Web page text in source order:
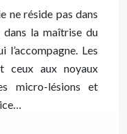
ne réside pas dans
dans la maîtrise du
Les
ceux aux noyaux
micro-lésions et